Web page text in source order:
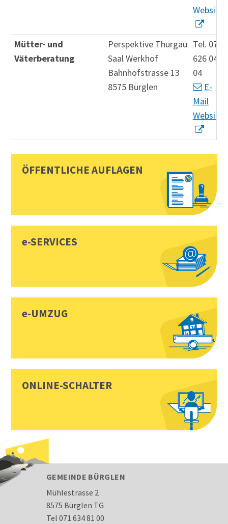
Website
Mütter- und
Väterberatung
Perspektive Thurgau
Saal Werkhof
Bahnhofstrasse 13
8575 Bürglen
Tel. 071
626 04
04
E-
Mail
Website
Sidebar
Toplinks
ÖFFENTLICHE AUFLAGEN
e-SERVICES
e-UMZUG
ONLINE-SCHALTER
FOOTER
GEMEINDE BÜRGLEN
Mühlestrasse 2
8575 Bürglen TG
Tel 071 634 81 00